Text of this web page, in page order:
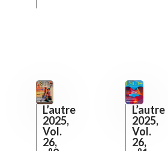
L’autre
2025,
Vol.
26,
L’autre
2025,
Vol.
26,